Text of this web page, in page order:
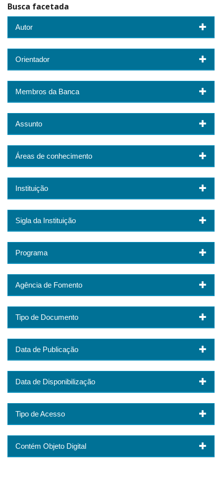
Busca facetada
Autor
Orientador
Membros da Banca
Assunto
Áreas de conhecimento
Instituição
Sigla da Instituição
Programa
Agência de Fomento
Tipo de Documento
Data de Publicação
Data de Disponibilização
Tipo de Acesso
Contém Objeto Digital